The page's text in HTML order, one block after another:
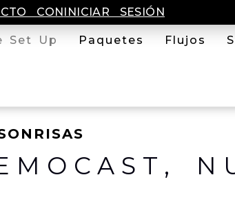
CONINICIAR SESIÓN
Set Up Paquetes Flujos